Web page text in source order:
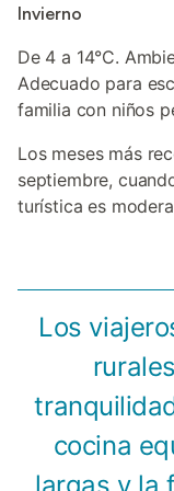
Invierno
De 4 a 14°C.
Adecuado para
familia con niños
Los meses más
septiembre,
turística es
Los
cocina